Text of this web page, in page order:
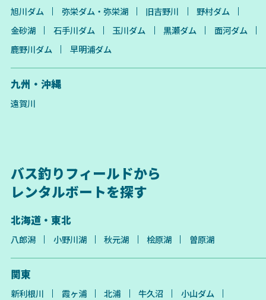
旭川ダム 弥栄ダム・弥栄湖 旧吉野川
野村ダム
金砂湖
石手川ダム 玉川ダム 黒瀬ダム
面河ダム
鹿野川ダム
早明浦ダム
九州・沖縄
遠賀川
バス釣りフィールドから
レンタルボートを探す
北海道・東北
八郎潟 小野川湖 秋元湖 桧原湖 曽原湖
関東
新利根川 霞ヶ浦 北浦 牛久沼
小山ダム